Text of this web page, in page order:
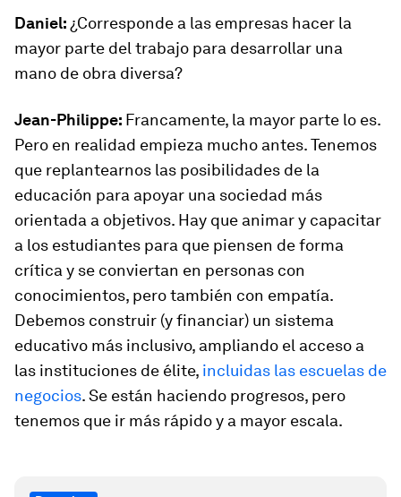
Daniel: ¿Corresponde a las empresas hacer la
mayor parte del trabajo para desarrollar una
mano de obra diversa?
Jean-Philippe: Francamente, la mayor parte lo es.
Pero en realidad empieza mucho antes. Tenemos
que replantearnos las posibilidades de la
educación para apoyar una sociedad más
orientada a objetivos. Hay que animar y capacitar
a los estudiantes para que piensen de forma
crítica y se conviertan en personas con
conocimientos, pero también con empatía.
Debemos construir (y financiar) un sistema
educativo más inclusivo, ampliando el acceso a
las instituciones de élite, incluidas las escuelas de
negocios. Se están haciendo progresos, pero
tenemos que ir más rápido y a mayor escala.